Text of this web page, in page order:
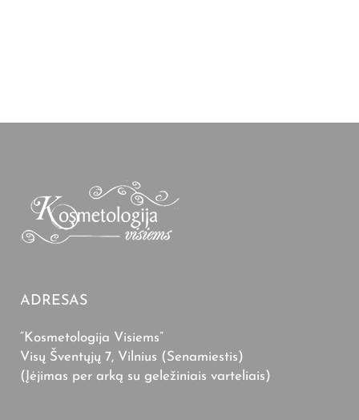
ADRESAS
“Kosmetologija Visiems”
Visų Šventųjų 7, Vilnius (Senamiestis)
(Įėjimas per arką su geležiniais varteliais)